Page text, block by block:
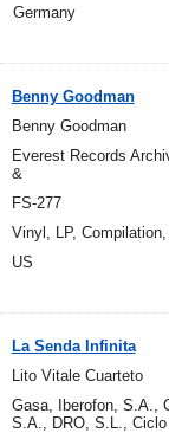
Germany
Benny Goodman
Benny Goodman
Everest Records
&
FS-277
Vinyl, LP,
US
La Senda Infinita
Lito Vitale Cuarteto
Gasa, Iberofon, S.A.,
S.A., DRO, S.L.,